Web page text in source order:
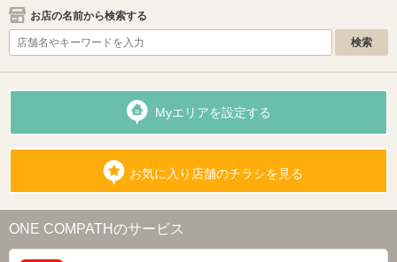
お店の名前から検索する
Myエリアを設定する
お気に入り店舗のチラシを見る
ONE COMPATHのサービス